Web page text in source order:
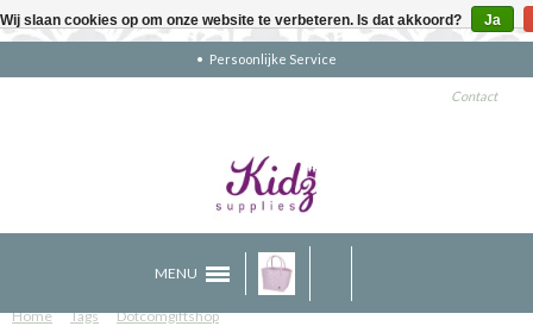
Persoonlijke Service
Contact
MENU
Home Tags Dotcomgiftshop
Wij slaan cookies op om onze website te verbeteren. Is dat akkoord? Ja